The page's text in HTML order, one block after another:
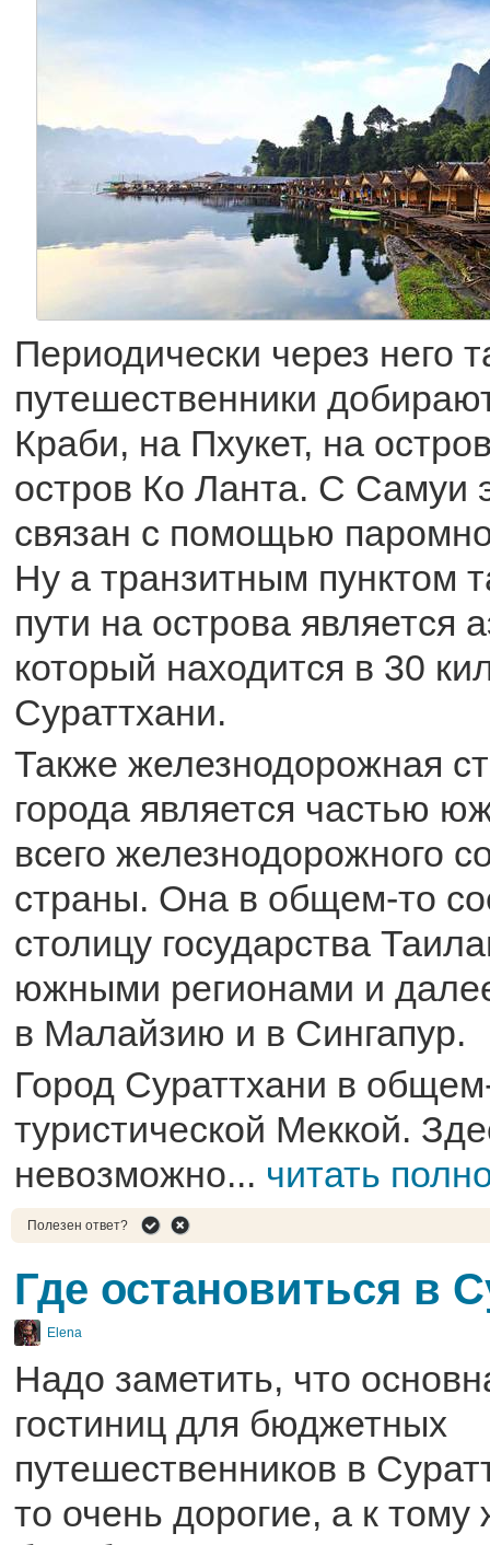
Периодически через него
путешественники
Краби, на Пхукет, на
остров Ко Ланта. С Самуи
связан с помощью
Ну а транзитным пунктом
пути на острова является
который находится в 30
Сураттхани.
Также железнодорожная
города является частью
всего железнодорожного
страны. Она в общем-то
столицу государства
южными регионами и
в Малайзию и в Сингапур.
Город Сураттхани в
туристической Меккой.
невозможно... читать
Полезен ответ?
Где остановиться в
Elena
Надо заметить, что
гостиниц для бюджетных
путешественников в
то очень дорогие, а к